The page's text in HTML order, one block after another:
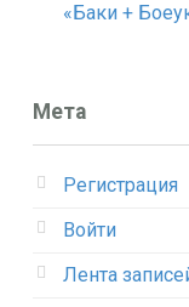
«Баки +
Мета
Регистрация
Войти
Лента